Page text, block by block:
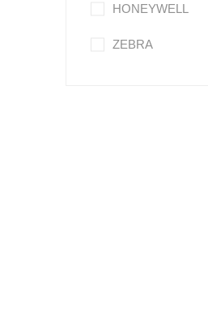
HONEYWELL
ZEBRA